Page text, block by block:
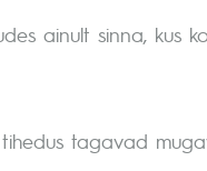
ainult sinna, kus
tagavad